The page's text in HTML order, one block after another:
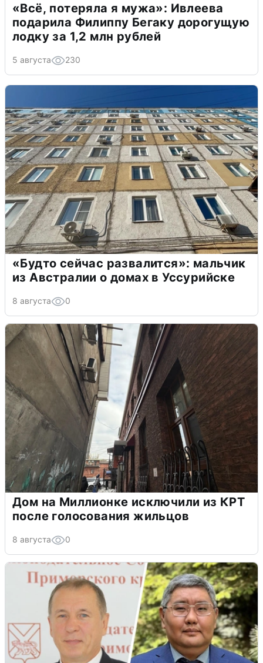
«Всё, потеряла я мужа»: Ивлеева
подарила Филиппу Бегаку дорогущую
лодку за 1,2 млн рублей
5 августа 230
«Будто сейчас развалится»: мальчик
из Австралии о домах в Уссурийске
8 августа 0
Дом на Миллионке исключили из КРТ
после голосования жильцов
8 августа 0